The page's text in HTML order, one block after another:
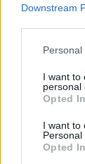
Downstream
Please note
not limited to
grant or
use your
consent
I want to
personal
Opted In
I want to
Personal
Opted In
Czirják Pál
Tanítóképző
és a
Asztalos
Színházi